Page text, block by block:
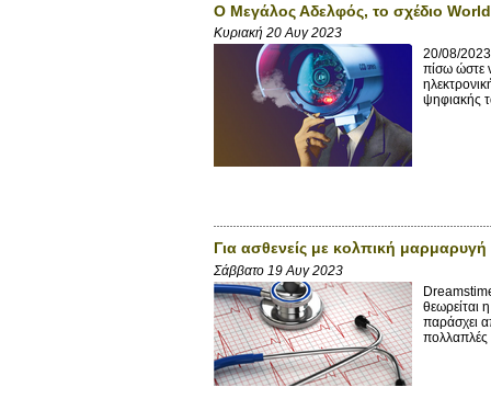
Ο Μεγάλος Αδελφός, το σχέδιο
Κυριακή 20 Αυγ 2023
20/08/2023
πίσω ώστε
ψηφιακής
Για ασθενείς με κολπική μαρμαρυγή
Σάββατο 19 Αυγ 2023
θεωρείται
παράσχει
πολλαπλές